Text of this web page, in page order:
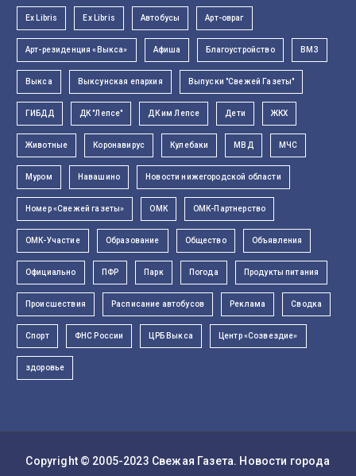
Ex Libris Ex Libris Автобусы Арт-овраг
Арт-резиденция «Выкса» Афиша Благоустройство ВМЗ
Выкса Выксунская епархия Выпуски "Свежей Газеты"
ГИБДД ДК "Лепсе" ДК им Лепсе Дети ЖКХ
Животные Коронавирус Кулебаки МВД МЧС
Муром Навашино Новости нижегородской области
Номер «Свежей газеты» ОМК ОМК-Партнерство
ОМК-Участие Образование Общество Объявления
Официально ПФР Парк Погода Продукты питания
Происшествия Расписание автобусов Реклама Сводка
Спорт ФНС России ЦРБ Выкса Центр «Созвездие»
здоровье
Copyright © 2005-2023 Свежая Газета. Новости города